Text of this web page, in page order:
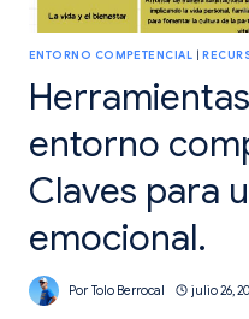
ENTORNO COMPETENCIAL
entorno
Claves para
emocional.
Por Tolo Berrocal julio 26,